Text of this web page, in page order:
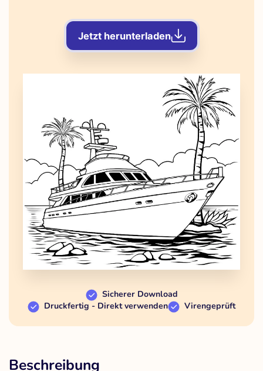
Jetzt herunterladen
Sicherer Download
Druckfertig - Direkt verwenden
Virengeprüft
Beschreibung